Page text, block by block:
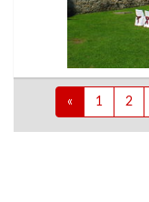
« 1 2